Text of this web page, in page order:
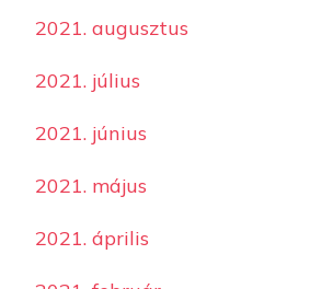
2021. augusztus
2021. július
2021. június
2021. május
2021. április